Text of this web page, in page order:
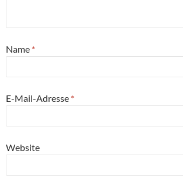
Name *
E-Mail-Adresse *
Website